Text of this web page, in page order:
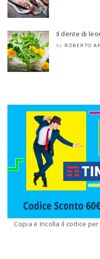
Il dente di
by ROBERTO
Copia e Incolla il codice per